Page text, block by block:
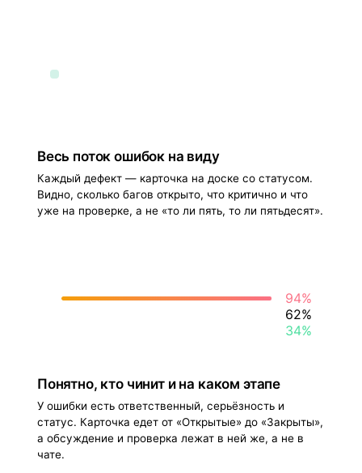
Весь поток ошибок на виду
Каждый дефект — карточка на доске со статусом.
Видно, сколько багов открыто, что критично и что
уже на проверке, а не «то ли пять, то ли пятьдесят».
94%
62%
34%
Понятно, кто чинит и на каком этапе
У ошибки есть ответственный, серьёзность и
статус. Карточка едет от «Открытые» до «Закрыты»,
а обсуждение и проверка лежат в ней же, а не в
чате.